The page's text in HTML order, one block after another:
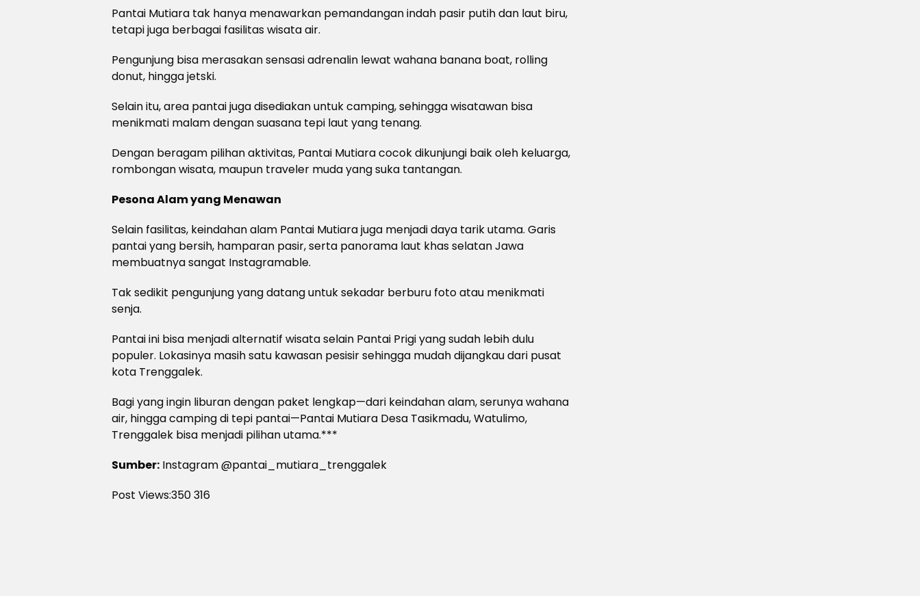
Pantai Mutiara tak hanya menawarkan pemandangan indah pasir putih dan laut biru,
tetapi juga berbagai fasilitas wisata air.
Pengunjung bisa merasakan sensasi adrenalin lewat wahana banana boat, rolling
donut, hingga jetski.
Selain itu, area pantai juga disediakan untuk camping, sehingga wisatawan bisa
menikmati malam dengan suasana tepi laut yang tenang.
Dengan beragam pilihan aktivitas, Pantai Mutiara cocok dikunjungi baik oleh keluarga,
rombongan wisata, maupun traveler muda yang suka tantangan.
Pesona Alam yang Menawan
Selain fasilitas, keindahan alam Pantai Mutiara juga menjadi daya tarik utama. Garis
pantai yang bersih, hamparan pasir, serta panorama laut khas selatan Jawa
membuatnya sangat Instagramable.
Tak sedikit pengunjung yang datang untuk sekadar berburu foto atau menikmati
senja.
Pantai ini bisa menjadi alternatif wisata selain Pantai Prigi yang sudah lebih dulu
populer. Lokasinya masih satu kawasan pesisir sehingga mudah dijangkau dari pusat
kota Trenggalek.
Bagi yang ingin liburan dengan paket lengkap—dari keindahan alam, serunya wahana
air, hingga camping di tepi pantai—Pantai Mutiara Desa Tasikmadu, Watulimo,
Trenggalek bisa menjadi pilihan utama.***
Sumber: Instagram @pantai_mutiara_trenggalek
Post Views:350316